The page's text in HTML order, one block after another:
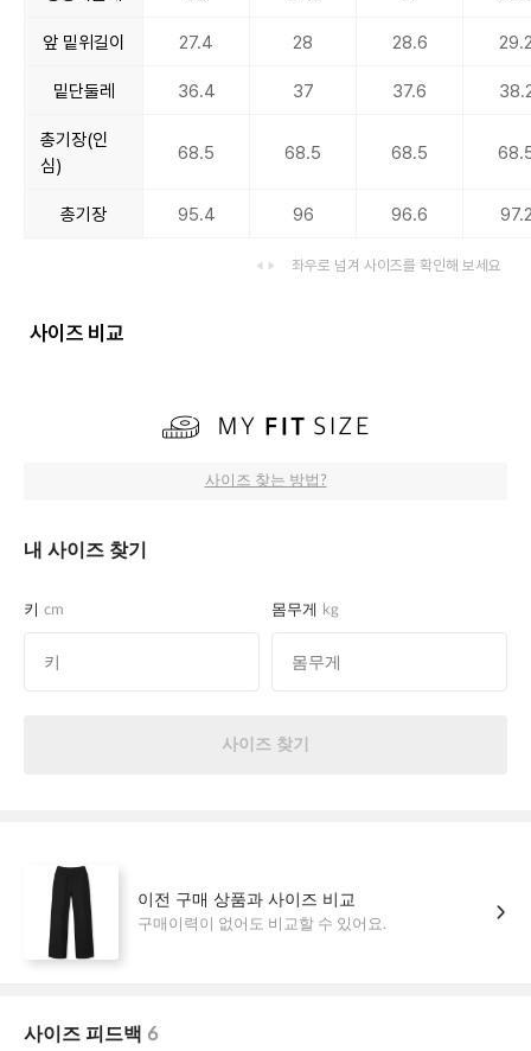
앞 밑위길이 27.4 28 28.6
밑단둘레 36.4 37 37.6
총기장(인
심)
68.5 68.5 68.5
총기장 95.4 96 96.6
좌우로 넘겨 사이즈를 확인해 보세요
사이즈 비교